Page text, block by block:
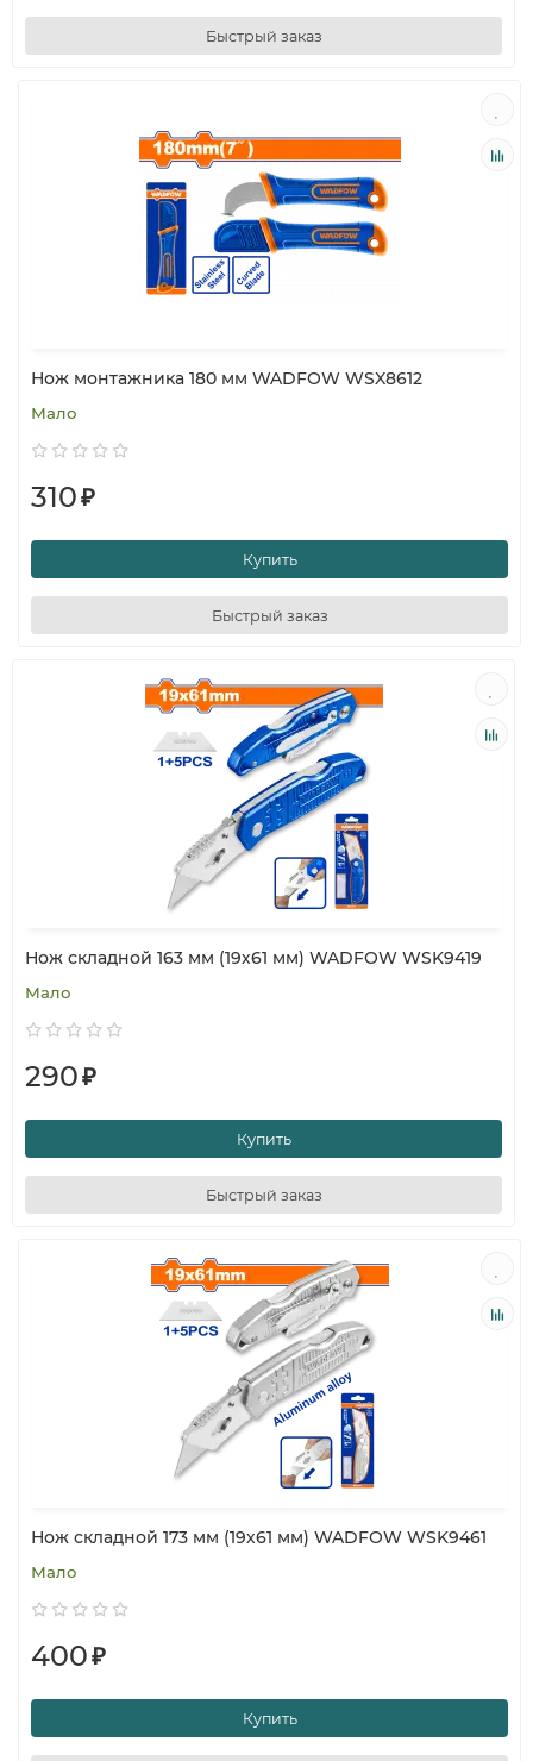
Быстрый заказ
Нож монтажника 180 мм WADFOW WSX8612
Мало
310₽
Купить
Быстрый заказ
Нож складной 163 мм (19х61 мм) WADFOW WSK9419
Мало
290₽
Купить
Быстрый заказ
Нож складной 173 мм (19х61 мм) WADFOW WSK9461
Мало
400₽
Купить